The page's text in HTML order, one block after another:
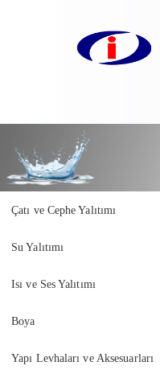
Çatı ve Cephe Yalıtımı
Su Yalıtımı
Isı ve Ses Yalıtımı
Boya
Yapı Levhaları ve Aksesuarları